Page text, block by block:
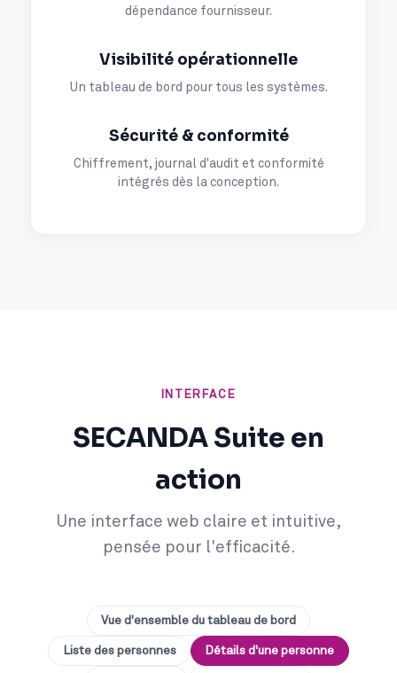
dépendance fournisseur.
Visibilité opérationnelle
Un tableau de bord pour tous les systèmes.
Sécurité & conformité
Chiffrement, journal d'audit et conformité
intégrés dès la conception.
INTERFACE
SECANDA Suite en
action
Une interface web claire et intuitive,
pensée pour l'efficacité.
Vue d'ensemble du tableau de bord
Liste des personnes Détails d'une personne